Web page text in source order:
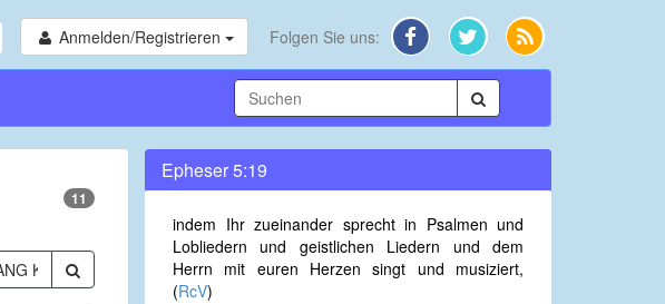
Anmelden/Registrieren Folgen Sie uns:
11
Epheser 5:19
indem Ihr zueinander sprecht in Psalmen und
Lobliedern und geistlichen Liedern und dem
Herrn mit euren Herzen singt und musiziert,
(RcV)